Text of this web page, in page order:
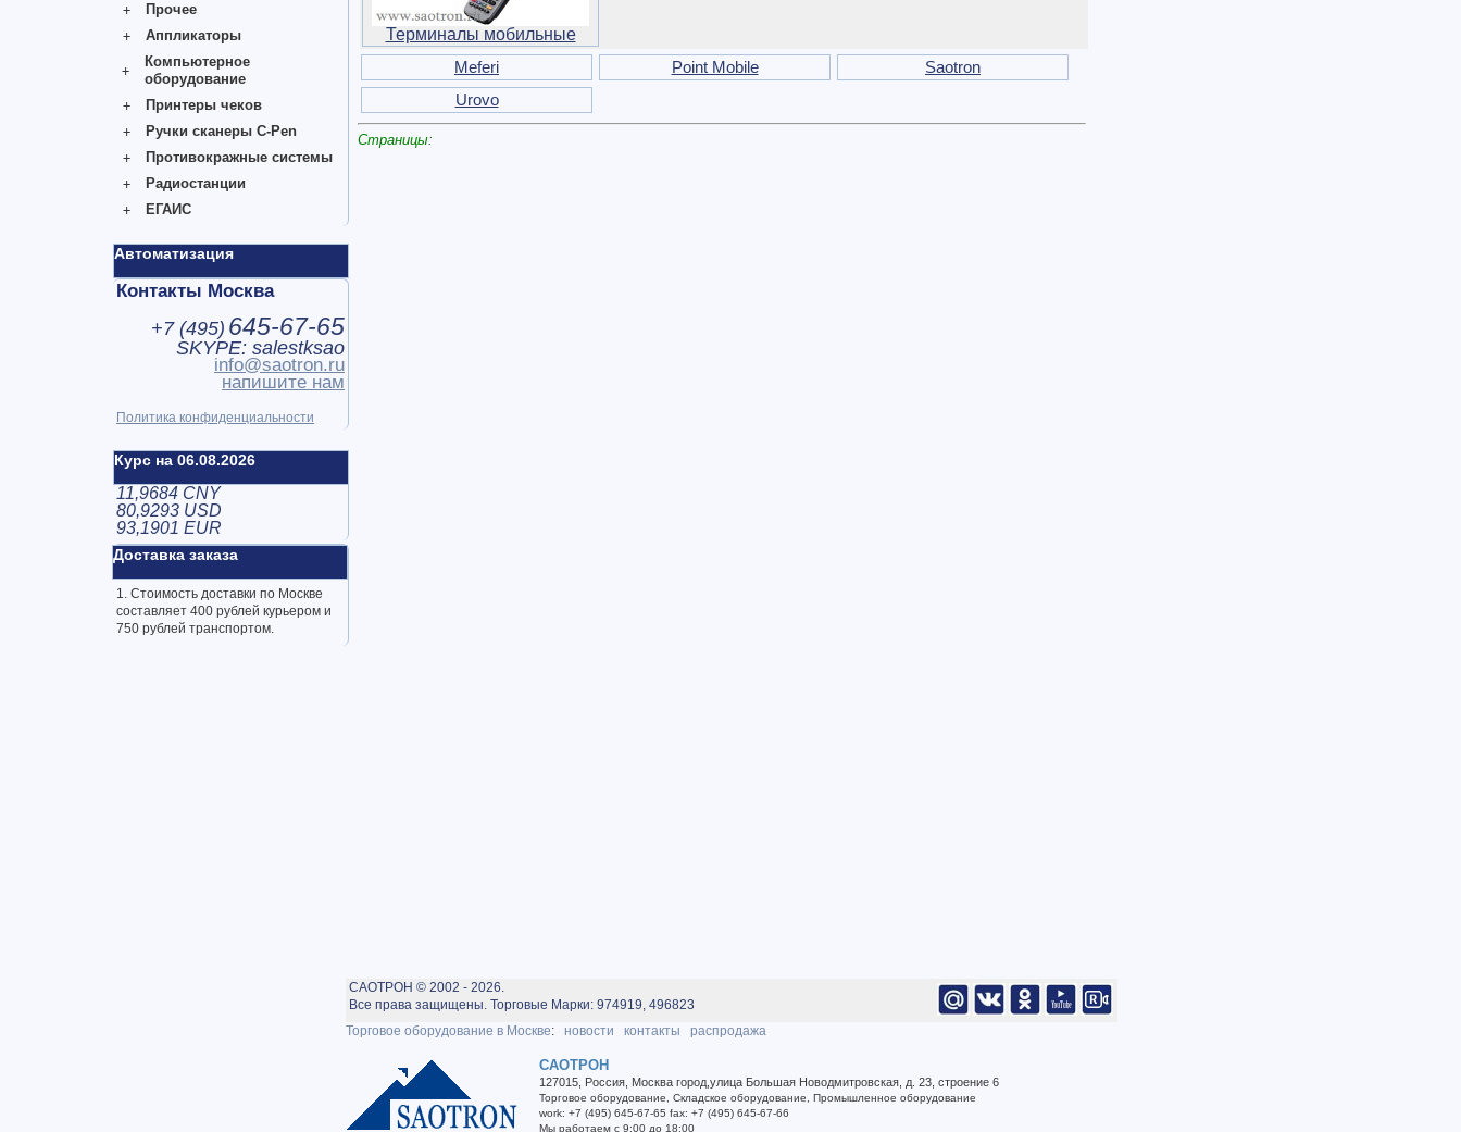
Прочее
Аппликаторы
Компьютерное
оборудование
Принтеры чеков
Ручки сканеры C-Pen
Противокражные системы
Радиостанции
ЕГАИС
Автоматизация
Контакты Москва
+7 (495) 645-67-65
SKYPE: salestksao
info@saotron.ru
напишите нам
Политика конфиденциальности
Курс на 06.08.2026
11,9684 CNY
80,9293 USD
93,1901 EUR
Доставка заказа
1. Стоимость доставки по Москве
составляет 400 рублей курьером и
750 рублей транспортом.
Терминалы мобильные
Meferi
Point Mobile
Saotron
Urovo
Страницы:
САОТРОН © 2002 - 2026.
Все права защищены. Торговые Марки: 974919, 496823
Торговое оборудование в Москве: новости контакты распродажа
САОТРОН
127015 Россия Москва город улица Большая Новодмитровская, д. 23, строение 6
Торговое оборудование Складское оборудование
Промышленное оборудование
work: +7 (495) 645-67-65 fax: +7 (495) 645-67-66
Мы работаем с 9:00 до 18:00